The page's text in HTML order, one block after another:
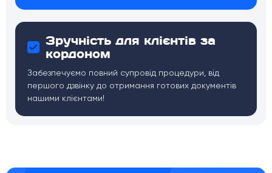
Зручність для клієнтів за
кордоном
Забезпечуємо повний супровід процедури, від
першого дзвінку до отримання готових документів
нашими клієнтами!